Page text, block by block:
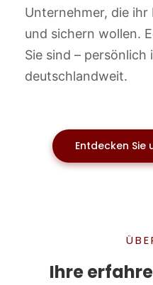
Unternehmer, die
und sichern wollen.
Sie sind –
deutschlandweit.
Entdecken Sie
Ihre